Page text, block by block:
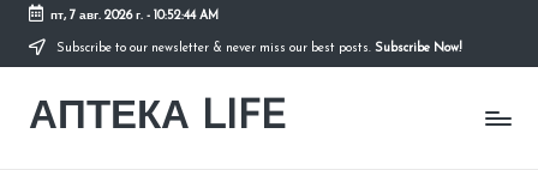
Перейти
содержимому
пт, 7 авг. 2026 г.- 10:52:45 AM
Subscribe to our newsletter & never miss our best posts. Subscribe Now!
АПТЕКА LIFE
сайт